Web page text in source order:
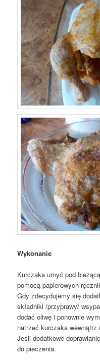
Wykonanie
Kurczaka umyć pod
pomocą papierowych
Gdy zdecydujemy się
składniki /przyprawy/
dodać oliwę i ponownie
natrzeć kurczaka wewnątrz
Jeśli dodatkowe
do pieczenia.